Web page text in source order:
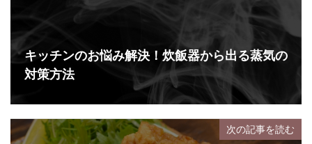
キッチンのお悩み解決！炊飯器から出る蒸気の
対策方法
次の記事を読む